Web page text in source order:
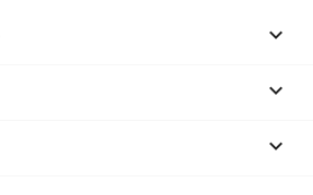


